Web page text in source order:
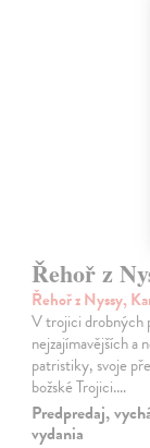
Řehoř z
Řehoř z Nyssy,
V trojici drobných
nejzajímavějších a
patristiky, svoje
božské Trojici.…
Predpredaj,
vydania